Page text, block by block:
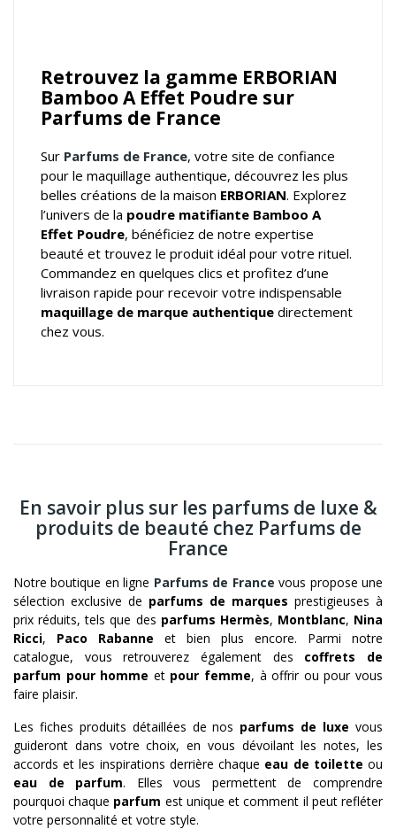
Retrouvez la gamme ERBORIAN
Bamboo A Effet Poudre sur
Parfums de France
Sur Parfums de France, votre site de confiance
pour le maquillage authentique, découvrez les plus
belles créations de la maison ERBORIAN. Explorez
l’univers de la poudre matifiante Bamboo A
Effet Poudre, bénéficiez de notre expertise
beauté et trouvez le produit idéal pour votre rituel.
Commandez en quelques clics et profitez d’une
livraison rapide pour recevoir votre indispensable
maquillage de marque authentique directement
chez vous.
En savoir plus sur les parfums de luxe &
produits de beauté chez Parfums de
France
Notre boutique en ligne Parfums de France vous propose une
sélection exclusive de parfums de marques prestigieuses à
prix réduits, tels que des parfums Hermès, Montblanc, Nina
Ricci, Paco Rabanne et bien plus encore. Parmi notre
catalogue, vous retrouverez également des coffrets de
parfum pour homme et pour femme, à offrir ou pour vous
faire plaisir.
Les fiches produits détaillées de nos parfums de luxe vous
guideront dans votre choix, en vous dévoilant les notes, les
accords et les inspirations derrière chaque eau de toilette ou
eau de parfum. Elles vous permettent de comprendre
pourquoi chaque parfum est unique et comment il peut refléter
votre personnalité et votre style.